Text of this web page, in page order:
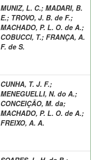
MUNIZ, L. C.; MADARI, B.
E.; TROVO, J. B. de F.;
MACHADO, P. L. O. de A.;
COBUCCI, T.; FRANÇA, A.
F. de S.
CUNHA, T. J. F.;
MENEGUELLI, N. do A.;
CONCEIÇÃO, M. da;
MACHADO, P. L. O. de A.;
FREIXO, A. A.